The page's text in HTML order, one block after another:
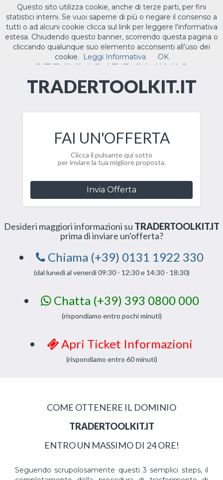
Toggle
ILTUO.IT
CEDIAMO IL DOMINIO
TRADERTOOLKIT.IT
FAI UN'OFFERTA
Clicca il pulsante qui sotto
per inviare la tua migliore proposta.
Invia Offerta
Desideri maggiori informazioni su TRADERTOOLKIT.IT
prima di inviare un'offerta?
Chiama (+39) 0131 1922 330
(dal lunedì al venerdì 09:30 - 12:30 e 14:30 - 18:30)
Chatta (+39) 393 0800 000
(rispondiamo entro pochi minuti)
Apri Ticket Informazioni
(rispondiamo entro 60 minuti)
COME OTTENERE IL DOMINIO
TRADERTOOLKIT.IT
ENTRO UN MASSIMO DI 24 ORE!
Seguendo scrupolosamente questi 3 semplici steps, il
Questo sito utilizza cookie, anche di terze parti, per fini
statistici interni. Se vuoi saperne di più o negare il consenso a
tutti o ad alcuni cookie clicca sul link per leggere l'informativa
estesa. Chiudendo questo banner, scorrendo questa pagina o
cliccando qualunque suo elemento acconsenti all’uso dei
cookie.
Leggi Informativa OK